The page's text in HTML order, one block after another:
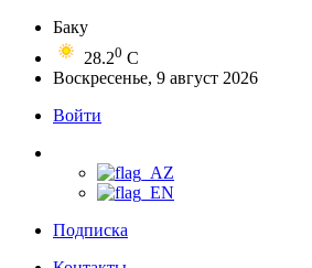
Баку
28.20 C
Воскресенье, 9 август 2026
Войти
Подписка